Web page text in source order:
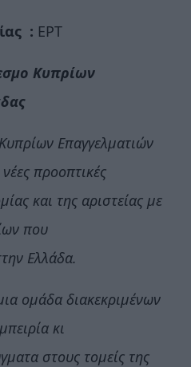
: ΕΡΤ
Κυπρίων
Επαγγελματιών
προοπτικές
και της αριστείας με
που
Ελλάδα.
ομάδα διακεκριμένων
κι
στους τομείς της